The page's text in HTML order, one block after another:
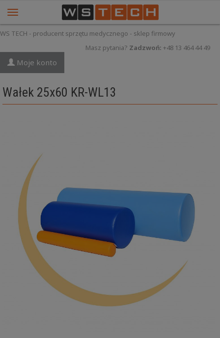
WS TECH - producent sprzętu medycznego - sklep firmowy
Masz pytania? Zadzwoń: +48 13 464 44 49
Moje konto
Wałek 25x60 KR-WL13